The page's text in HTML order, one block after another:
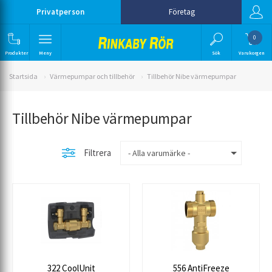
Privatperson Företag
Produkter Meny Sök
0
Varukorgen
Startsida Värmepumpar och tillbehör Tillbehör Nibe värmepumpar
Tillbehör Nibe värmepumpar
Filtrera
322 CoolUnit 556 AntiFreeze